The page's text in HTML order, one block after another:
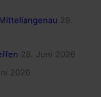
29.
28. Juni 2026
2026